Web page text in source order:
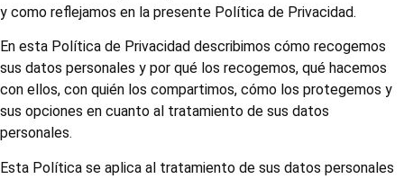
y como reflejamos en la presente Política de Privacidad.
En esta Política de Privacidad describimos cómo recogemos
sus datos personales y por qué los recogemos, qué hacemos
con ellos, con quién los compartimos, cómo los protegemos y
sus opciones en cuanto al tratamiento de sus datos
personales.
Esta Política se aplica al tratamiento de sus datos personales